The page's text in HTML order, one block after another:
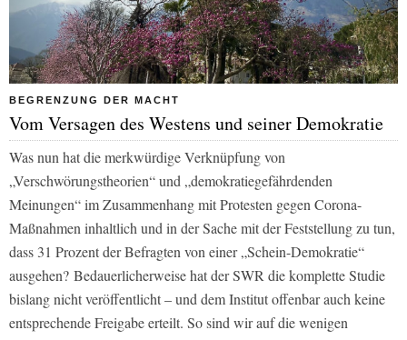
BEGRENZUNG DER MACHT
Vom Versagen des Westens und seiner Demokratie
Was nun hat die merkwürdige Verknüpfung von
„Verschwörungstheorien“ und „demokratiegefährdenden
Meinungen“ im Zusammenhang mit Protesten gegen Corona-
Maßnahmen inhaltlich und in der Sache mit der Feststellung zu tun,
dass 31 Prozent der Befragten von einer „Schein-Demokratie“
ausgehen? Bedauerlicherweise hat der SWR die komplette Studie
bislang nicht veröffentlicht – und dem Institut offenbar auch keine
entsprechende Freigabe erteilt. So sind wir auf die wenigen